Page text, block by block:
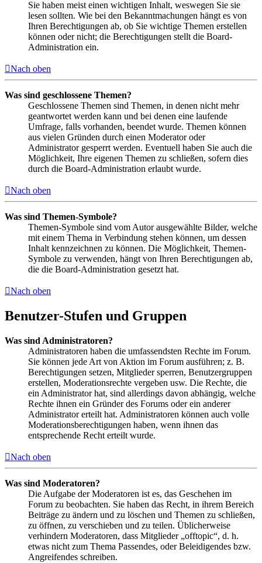
Sie haben meist einen wichtigen Inhalt, weswegen Sie sie
lesen sollten. Wie bei den Bekanntmachungen hängt es von
Ihren Berechtigungen ab, ob Sie wichtige Themen erstellen
können oder nicht; die Berechtigungen stellt die Board-
Administration ein.
Nach oben
Was sind geschlossene Themen?
Geschlossene Themen sind Themen, in denen nicht mehr
geantwortet werden kann und bei denen eine laufende
Umfrage, falls vorhanden, beendet wurde. Themen können
aus vielen Gründen durch einen Moderator oder
Administrator gesperrt werden. Eventuell haben Sie auch die
Möglichkeit, Ihre eigenen Themen zu schließen, sofern dies
durch die Board-Administration erlaubt wurde.
Nach oben
Was sind Themen-Symbole?
Themen-Symbole sind vom Autor ausgewählte Bilder, welche
mit einem Thema in Verbindung stehen können, um dessen
Inhalt kennzeichnen zu können. Die Möglichkeit, Themen-
Symbole zu verwenden, hängt von Ihren Berechtigungen ab,
die die Board-Administration gesetzt hat.
Nach oben
Benutzer-Stufen und Gruppen
Was sind Administratoren?
Administratoren haben die umfassendsten Rechte im Forum.
Sie können jede Art von Aktion im Forum ausführen; z. B.
Berechtigungen setzen, Mitglieder sperren, Benutzergruppen
erstellen, Moderationsrechte vergeben usw. Die Rechte, die
ein Administrator hat, sind allerdings davon abhängig, welche
Rechte ihnen ein Gründer des Forums oder ein anderer
Administrator erteilt hat. Administratoren können auch volle
Moderationsberechtigungen haben, wenn ihnen das
entsprechende Recht erteilt wurde.
Nach oben
Was sind Moderatoren?
Die Aufgabe der Moderatoren ist es, das Geschehen im
Forum zu beobachten. Sie haben das Recht, in ihrem Bereich
Beiträge zu ändern und zu löschen und Themen zu schließen,
zu öffnen, zu verschieben und zu teilen. Üblicherweise
verhindern Moderatoren, dass Mitglieder „offtopic“, d. h.
etwas nicht zum Thema Passendes, oder Beleidigendes bzw.
Angreifendes schreiben.